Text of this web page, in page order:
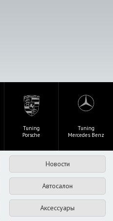
Tuning
Porsche
Tuning
Mercedes Benz
Новости
Автосалон
Аксессуары